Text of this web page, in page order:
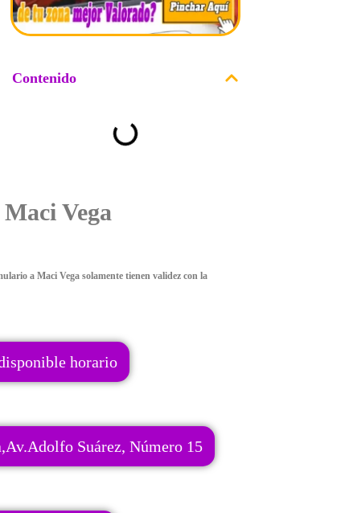
Contenido
Vega
a Maci Vega solamente tienen validez con la
horario
Suárez, Número 15